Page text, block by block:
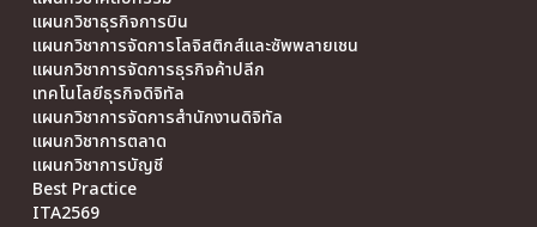
แผนกวิชาธุรกิจการบิน
แผนกวิชาการจัดการโลจิสติกส์และซัพพลายเชน
แผนกวิชาการจัดการธุรกิจค้าปลีก
เทคโนโลยีธุรกิจดิจิทัล
แผนกวิชาการจัดการสำนักงานดิจิทัล
แผนกวิชาการตลาด
แผนกวิชาการบัญชี
Best Practice
ITA2569